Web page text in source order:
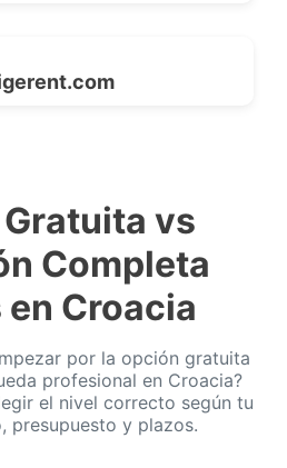
vs
Completa
Croacia
por la opción gratuita
profesional en Croacia?
el nivel correcto según tu
presupuesto y plazos.